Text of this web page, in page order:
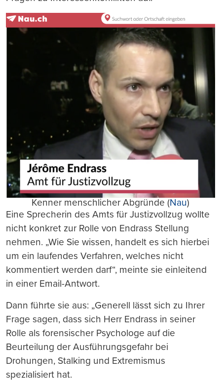
Kenner menschlicher Abgründe (Nau)
Eine Sprecherin des Amts für Justizvollzug wollte
nicht konkret zur Rolle von Endrass Stellung
nehmen. „Wie Sie wissen, handelt es sich hierbei
um ein laufendes Verfahren, welches nicht
kommentiert werden darf“, meinte sie einleitend
in einer Email-Antwort.
Dann führte sie aus: „Generell lässt sich zu Ihrer
Frage sagen, dass sich Herr Endrass in seiner
Rolle als forensischer Psychologe auf die
Beurteilung der Ausführungsgefahr bei
Drohungen, Stalking und Extremismus
spezialisiert hat.